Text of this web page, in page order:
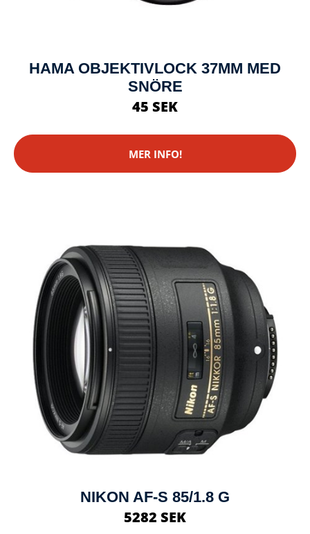
HAMA OBJEKTIVLOCK 37MM MED
SNÖRE
45 SEK
MER INFO!
NIKON AF-S 85/1.8 G
5282 SEK